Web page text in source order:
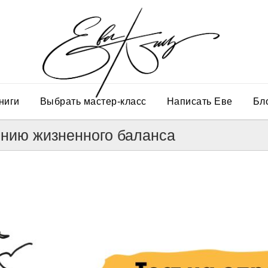
Выбрать мастер-класс Написать Еве